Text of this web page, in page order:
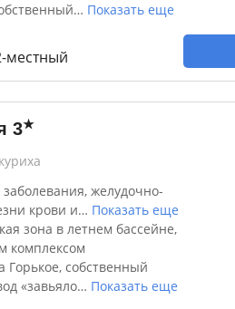
… Показать еще
местный
3★
желудочно-
крови и… Показать еще
зона в летнем бассейне,
комплексом
Горькое, собственный
«завьяло… Показать еще